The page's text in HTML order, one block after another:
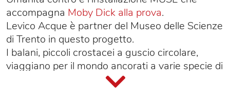
accompagna Moby Dick alla prova.
Levico Acque è partner del Museo delle Scienze
di Trento in questo progetto.
I balani, piccoli crostacei a guscio circolare,
viaggiano per il mondo ancorati a varie specie di
cetacei. Ognuno di loro racconta la storia di chi li